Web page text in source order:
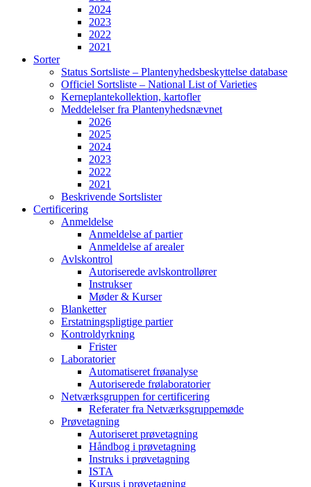
2024
2023
2022
2021
Sorter
Status Sortsliste – Plantenyhedsbeskyttelse database
Officiel Sortsliste – National List of Varieties
Kerneplantekollektion, kartofler
Meddelelser fra Plantenyhedsnævnet
2026
2025
2024
2023
2022
2021
Beskrivende Sortslister
Certificering
Anmeldelse
Anmeldelse af partier
Anmeldelse af arealer
Avlskontrol
Autoriserede avlskontrollører
Instrukser
Møder & Kurser
Blanketter
Erstatningspligtige partier
Kontroldyrkning
Frister
Laboratorier
Automatiseret frøanalyse
Autoriserede frølaboratorier
Netværksgruppen for certificering
Referater fra Netværksgruppemøde
Prøvetagning
Autoriseret prøvetagning
Håndbog i prøvetagning
Instruks i prøvetagning
ISTA
Kursus i prøvetagning